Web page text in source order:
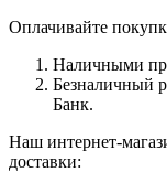
Оплачивайте
Наличными
Безналичный
Банк.
Наш интернет-
доставки: